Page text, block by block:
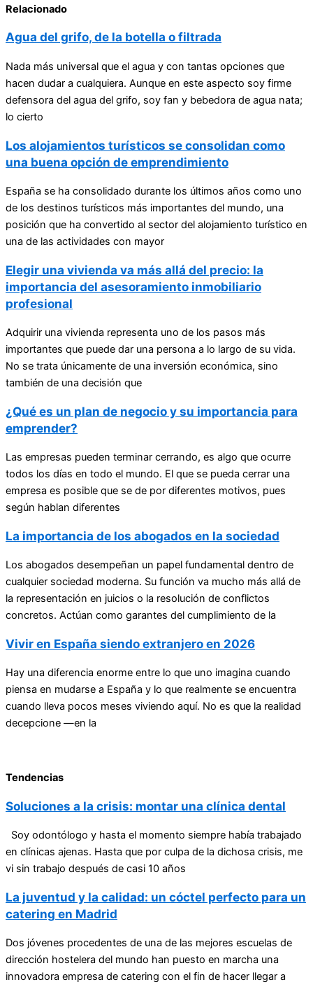
Relacionado
Agua del grifo, de la botella o filtrada
Nada más universal que el agua y con tantas opciones que
hacen dudar a cualquiera. Aunque en este aspecto soy firme
defensora del agua del grifo, soy fan y bebedora de agua nata;
lo cierto
Los alojamientos turísticos se consolidan como
una buena opción de emprendimiento
España se ha consolidado durante los últimos años como uno
de los destinos turísticos más importantes del mundo, una
posición que ha convertido al sector del alojamiento turístico en
una de las actividades con mayor
Elegir una vivienda va más allá del precio: la
importancia del asesoramiento inmobiliario
profesional
Adquirir una vivienda representa uno de los pasos más
importantes que puede dar una persona a lo largo de su vida.
No se trata únicamente de una inversión económica, sino
también de una decisión que
¿Qué es un plan de negocio y su importancia para
emprender?
Las empresas pueden terminar cerrando, es algo que ocurre
todos los días en todo el mundo. El que se pueda cerrar una
empresa es posible que se de por diferentes motivos, pues
según hablan diferentes
La importancia de los abogados en la sociedad
Los abogados desempeñan un papel fundamental dentro de
cualquier sociedad moderna. Su función va mucho más allá de
la representación en juicios o la resolución de conflictos
concretos. Actúan como garantes del cumplimiento de la
Vivir en España siendo extranjero en 2026
Hay una diferencia enorme entre lo que uno imagina cuando
piensa en mudarse a España y lo que realmente se encuentra
cuando lleva pocos meses viviendo aquí. No es que la realidad
decepcione —en la
Tendencias
Soluciones a la crisis: montar una clínica dental
Soy odontólogo y hasta el momento siempre había trabajado
en clínicas ajenas. Hasta que por culpa de la dichosa crisis, me
vi sin trabajo después de casi 10 años
La juventud y la calidad: un cóctel perfecto para un
catering en Madrid
Dos jóvenes procedentes de una de las mejores escuelas de
dirección hostelera del mundo han puesto en marcha una
innovadora empresa de catering con el fin de hacer llegar a